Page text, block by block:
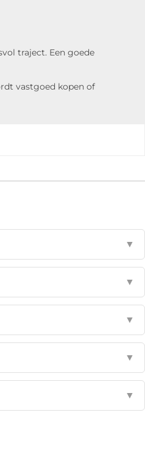
traject. Een goede
vastgoed kopen of
▼
▼
▼
▼
▼